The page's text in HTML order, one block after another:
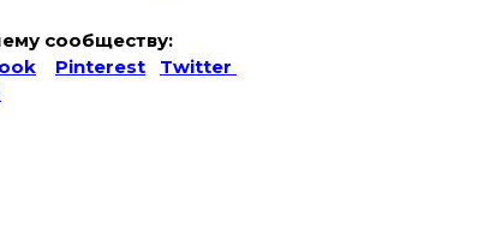
сообществу:
Pinterest
Twitter